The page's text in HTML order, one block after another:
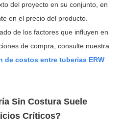
del proyecto en su conjunto, en
en el precio del producto.
de los factores que influyen en
de compra, consulte nuestra
de costos entre tuberías ERW
Sin Costura Suele
Críticos?